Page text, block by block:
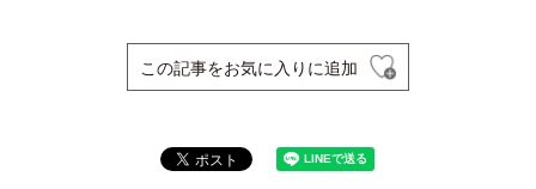
この記事をお気に入りに追加